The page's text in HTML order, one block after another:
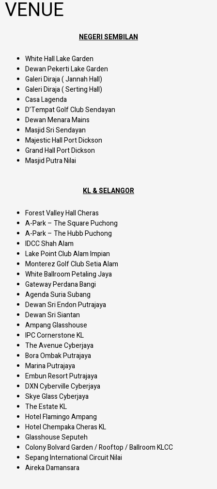
VENUE
NEGERI SEMBILAN
White Hall Lake Garden
Dewan Pekerti Lake Garden
Galeri Diraja ( Jannah Hall)
Galeri Diraja ( Serting Hall)
Casa Lagenda
D’Tempat Golf Club Sendayan
Dewan Menara Mains
Masjid Sri Sendayan
Majestic Hall Port Dickson
Grand Hall Port Dickson
Masjid Putra Nilai
KL & SELANGOR
Forest Valley Hall Cheras
A-Park – The Square Puchong
A-Park – The Hubb Puchong
IDCC Shah Alam
Lake Point Club Alam Impian
Monterez Golf Club Setia Alam
White Ballroom Petaling Jaya
Gateway Perdana Bangi
Agenda Suria Subang
Dewan Sri Endon Putrajaya
Dewan Sri Siantan
Ampang Glasshouse
IPC Cornerstone KL
The Avenue Cyberjaya
Bora Ombak Putrajaya
Marina Putrajaya
Embun Resort Putrajaya
DXN Cyberville Cyberjaya
Skye Glass Cyberjaya
The Estate KL
Hotel Flamingo Ampang
Hotel Chempaka Cheras KL
Glasshouse Seputeh
Colony Bolvard Garden / Rooftop / Ballroom KLCC
Sepang International Circuit Nilai
Aireka Damansara